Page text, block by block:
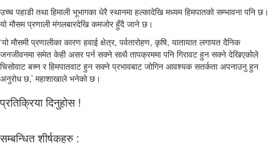
उच्च पहाडी तथा हिमाली भूभागका धेरै स्थानमा हल्कादेखि मध्यम हिमपातको सम्भावना पनि छ।
यो मौसम प्रणाली मंगलबारदेखि कमजोर हुँदै जाने छ।
‘यो मौसमी प्रणालीका कारण हवाई क्षेत्र, पर्वतारोहण, कृषि, यातायात लगायत दैनिक
जनजीवनमा समेत केही असर पर्न सक्ने साथै तापक्रममा पनि गिरावट हुन सक्ने देखिएकोले
चिसोवाट बच्न र हिमपातवाट हुन सक्ने प्रभावबाट जोगिन आवश्यक सतर्कता अपनाउनु हुन
अनुरोध छ,’ महाशाखाले भनेकाे छ।
प्रतिक्रिया दिनुहोस !
सम्बन्धित शीर्षकहरु :